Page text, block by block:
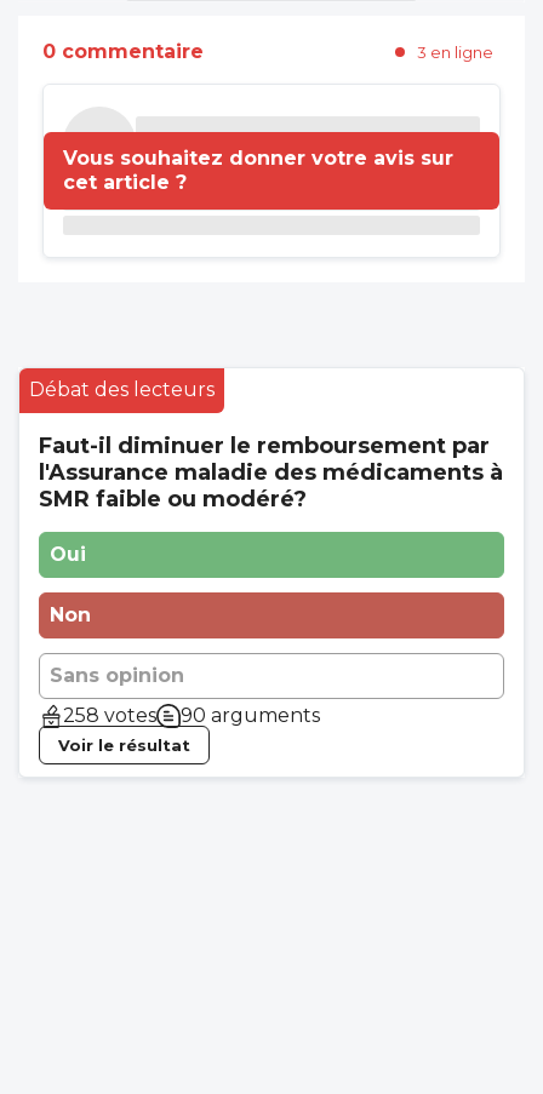
0 commentaire 3 en ligne
Vous souhaitez donner votre avis sur
cet article ?
Débat des lecteurs
Faut-il diminuer le remboursement par
l'Assurance maladie des médicaments à
SMR faible ou modéré?
Oui
Non
Sans opinion
258 votes
90 arguments
Voir le résultat